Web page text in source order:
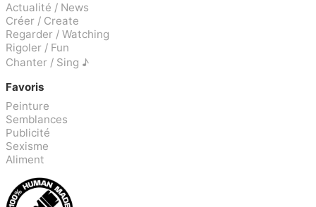
Actualité / News
Créer / Create
Regarder / Watching
Rigoler / Fun
Chanter / Sing ♪
Favoris
Peinture
Semblances
Publicité
Sexisme
Aliment